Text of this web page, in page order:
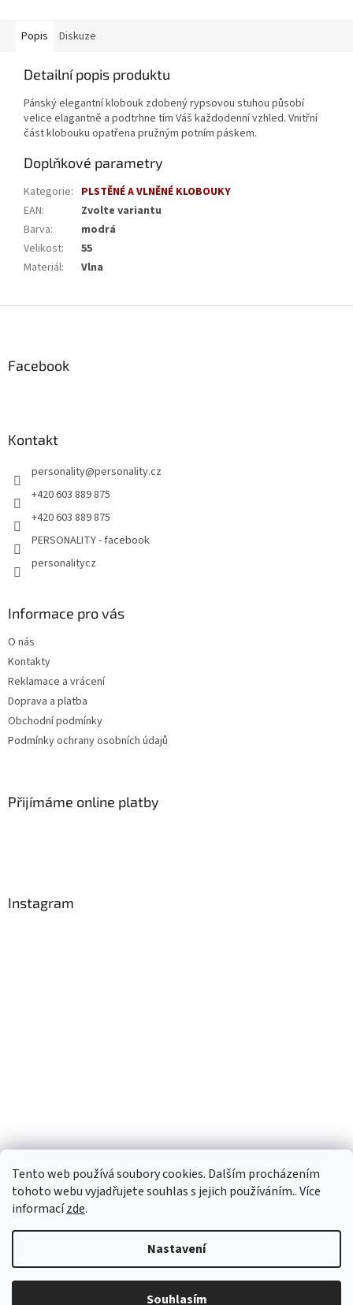
Tento web používá soubory cookies. Dalším procházením
tohoto webu vyjadřujete souhlas s jejich používáním.. Více
informacízde.
Nastavení
Souhlasím
Popis Diskuze
Detailní popis produktu
Pánský elegantní klobouk zdobený rypsovou stuhou působí
velice elagantně a podtrhne tím Váš každodenní vzhled. Vnitřní
část klobouku opatřena pružným potním páskem.
Doplňkové parametry
Kategorie: PLSTĚNÉ A VLNĚNÉ KLOBOUKY
EAN:
Zvolte variantu
Barva:
modrá
Velikost:
55
Materiál: Vlna
Facebook
Kontakt
personality@personality.cz
+420 603 889 875
+420 603 889 875
PERSONALITY - facebook
personalitycz
Informace pro vás
O nás
Kontakty
Reklamace a vrácení
Doprava a platba
Obchodní podmínky
Podmínky ochrany osobních údajů
Přijímáme online platby
Instagram
Sledovat na Instagramu
Copyright 2026Personality e-shop. Všechna práva vyhrazena.
Upravit nastavení cookies